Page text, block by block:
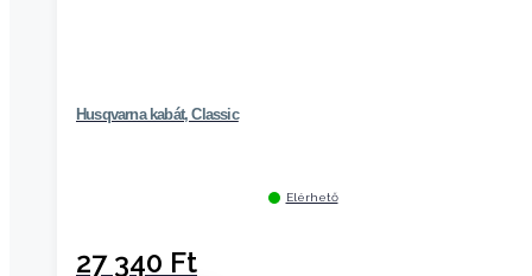
Husqvarna kabát, Classic
Elérhető
27 340 Ft